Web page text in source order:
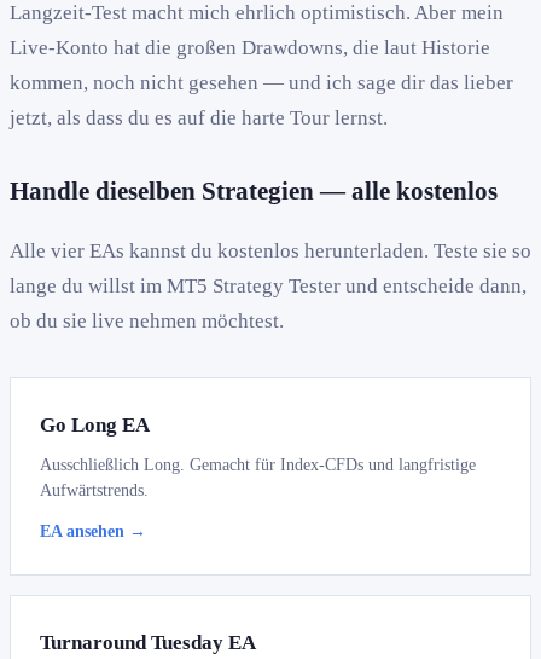
Langzeit-Test macht mich ehrlich optimistisch. Aber mein
Live-Konto hat die großen Drawdowns, die laut Historie
kommen, noch nicht gesehen — und ich sage dir das lieber
jetzt, als dass du es auf die harte Tour lernst.
Handle dieselben Strategien — alle kostenlos
Alle vier EAs kannst du kostenlos herunterladen. Teste sie so
lange du willst im MT5 Strategy Tester und entscheide dann,
ob du sie live nehmen möchtest.
Go Long EA
Ausschließlich Long. Gemacht für Index-CFDs und langfristige
Aufwärtstrends.
EA ansehen →
Turnaround Tuesday EA